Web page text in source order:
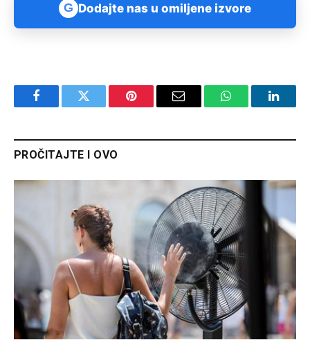
G Dodajte nas u omiljene izvore
FacebookTwitter Pinterest Email WhatsApp
PROČITAJTE I OVO